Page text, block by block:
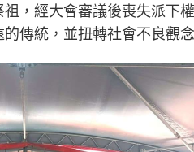
，經大會審議後喪失派下
傳統，並扭轉社會不良觀念